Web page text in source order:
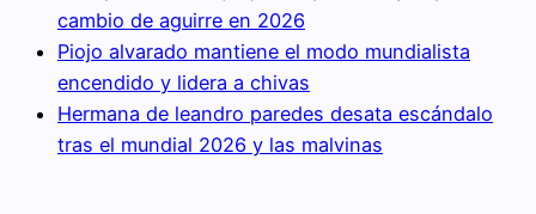
cambio de aguirre en 2026
Piojo alvarado mantiene el modo mundialista
encendido y lidera a chivas
Hermana de leandro paredes desata escándalo
tras el mundial 2026 y las malvinas